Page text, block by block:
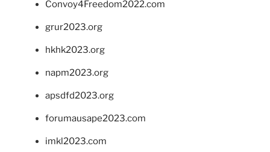
Convoy4Freedom2022.com
grur2023.org
hkhk2023.org
napm2023.org
apsdfd2023.org
forumausape2023.com
imkl2023.com